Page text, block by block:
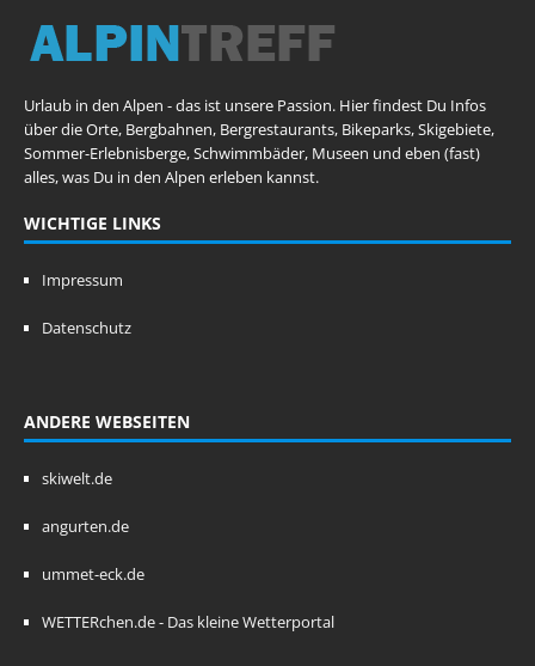
Urlaub in den Alpen - das ist unsere Passion. Hier findest Du Infos
über die Orte, Bergbahnen, Bergrestaurants, Bikeparks, Skigebiete,
Sommer-Erlebnisberge, Schwimmbäder, Museen und eben (fast)
alles, was Du in den Alpen erleben kannst.
WICHTIGE LINKS
Impressum
Datenschutz
ANDERE WEBSEITEN
skiwelt.de
angurten.de
ummet-eck.de
WETTERchen.de - Das kleine Wetterportal